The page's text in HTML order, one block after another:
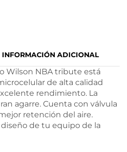
INFORMACIÓN ADICIONAL
Wilson NBA tribute está
de alta calidad
rendimiento. La
agarre. Cuenta con válvula
retención del aire.
de tu equipo de la